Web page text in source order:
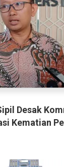
Desak
Kematian